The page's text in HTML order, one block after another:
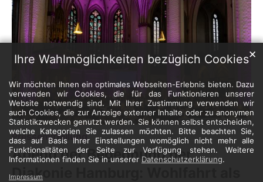
Ihre Wahlmöglichkeiten bezüglich Cookies
Wir möchten Ihnen ein optimales Webseiten-Erlebnis bieten. Dazu
verwenden wir Cookies, die für das Funktionieren unserer
Website notwendig sind. Mit Ihrer Zustimmung verwenden wir
auch Cookies, die zur Anzeige externer Inhalte oder zu anonymen
Statistikzwecken genutzt werden. Sie können selbst entscheiden,
welche Kategorien Sie zulassen möchten. Bitte beachten Sie,
dass auf Basis Ihrer Einstellungen womöglich nicht mehr alle
Funktionalitäten der Seite zur Verfügung stehen. Weitere
Informationen finden Sie in unserer Datenschutzerklärung.
✕
Impressum
© Annette Schrader/ Diakonie
Pressemitteilung:
Abend der Begegnung der
Diakonie Hamburg: Wohlfahrt als